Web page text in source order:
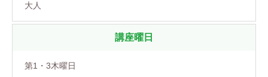
大人
講座曜日
第1・3木曜日